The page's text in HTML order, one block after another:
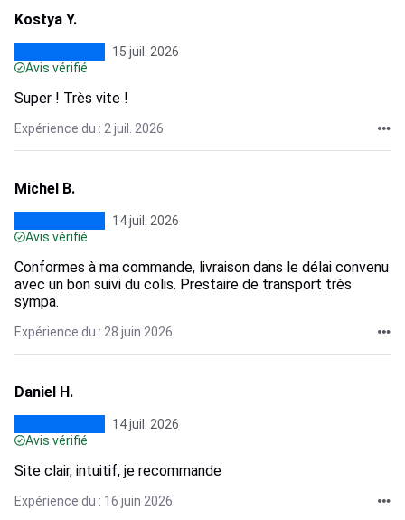
Kostya Y.
15 juil. 2026
Avis vérifié
Super ! Très vite !
Expérience du : 2 juil. 2026
Michel B.
14 juil. 2026
Avis vérifié
Conformes à ma commande, livraison dans le délai convenu
avec un bon suivi du colis. Prestaire de transport très
sympa.
Expérience du : 28 juin 2026
Daniel H.
14 juil. 2026
Avis vérifié
Site clair, intuitif, je recommande
Expérience du : 16 juin 2026